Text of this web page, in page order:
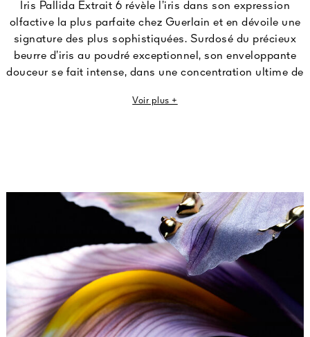
Iris Pallida Extrait 6 révèle l’iris dans son expression
olfactive la plus parfaite chez Guerlain et en dévoile une
signature des plus sophistiquées. Surdosé du précieux
beurre d’iris au poudré exceptionnel, son enveloppante
douceur se fait intense, dans une concentration ultime de
Iris Pallida Extrait 6 fait partie de la collection d’extraits
Les Extraits Signature qui incarne la quintessence du
sillage Guerlain. Rendant hommage à l’alchimie de la
Guerlinade – la signature emblématique de la Maison –
Les Extraits Signature mettent en lumière chacune des
six matières premières qui la composent et en révèlent le
nombre d’or.
Voir plus +